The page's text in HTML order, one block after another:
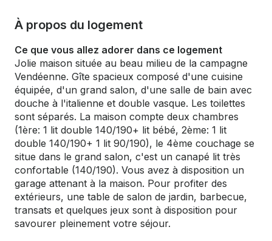
À propos du logement
Ce que vous allez adorer dans ce logement
Jolie maison située au beau milieu de la campagne
Vendéenne. Gîte spacieux composé d'une cuisine
équipée, d'un grand salon, d'une salle de bain avec
douche à l'italienne et double vasque. Les toilettes
sont séparés. La maison compte deux chambres
(1ère: 1 lit double 140/190+ lit bébé, 2ème: 1 lit
double 140/190+ 1 lit 90/190), le 4ème couchage se
situe dans le grand salon, c'est un canapé lit très
confortable (140/190). Vous avez à disposition un
garage attenant à la maison. Pour profiter des
extérieurs, une table de salon de jardin, barbecue,
transats et quelques jeux sont à disposition pour
savourer pleinement votre séjour.